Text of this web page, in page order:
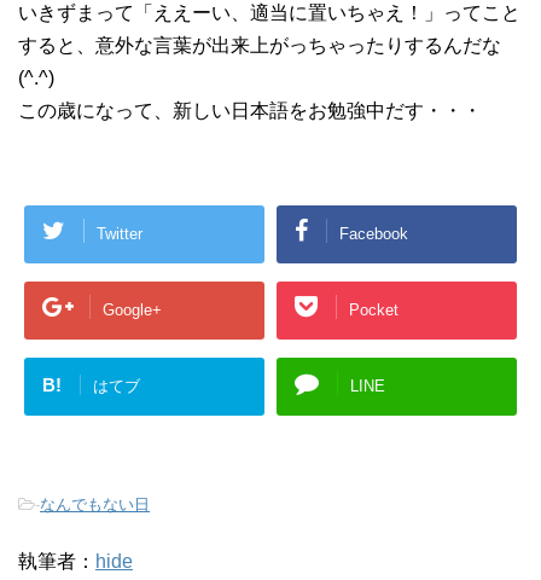
いきずまって「ええーい、適当に置いちゃえ！」ってこと
すると、意外な言葉が出来上がっちゃったりするんだな
(^.^)
この歳になって、新しい日本語をお勉強中だす・・・
Twitter Facebook
Google+ Pocket
B! はてブ LINE
-なんでもない日
執筆者： hide